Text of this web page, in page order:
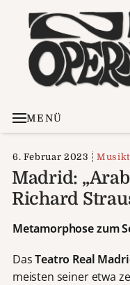
MENÜ
6. Februar 2023
Madrid:
Richard
Metamorphose zum
DasTeatro Real
meisten seiner etwa